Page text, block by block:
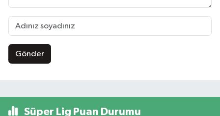
Gönder
Süper Lig Puan Durumu